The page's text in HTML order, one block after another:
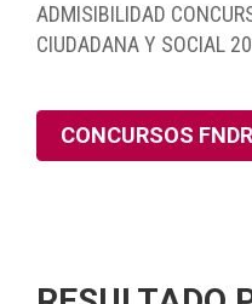
ADMISIBILIDAD
CIUDADANA Y SOCIAL
CONCURSOS FNDR